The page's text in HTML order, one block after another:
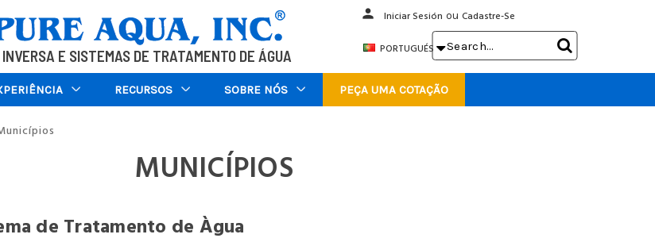
INVERSA E SISTEMAS DE TRATAMENTO DE ÁGUA
person Iniciar Sesión ou Cadastre-Se
PORTUGUÉS 
Keyword:
RECURSOS SOBRE NÓS PEÇA UMA COTAÇÃO
MUNICÍPIOS
de Tratamento de Àgua